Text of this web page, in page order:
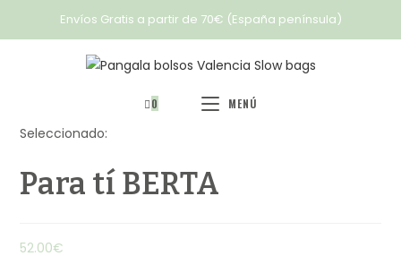
Envíos Gratis a partir de 70€ (España península)
0 MENÚ
Seleccionado:
Para tí BERTA
52.00€